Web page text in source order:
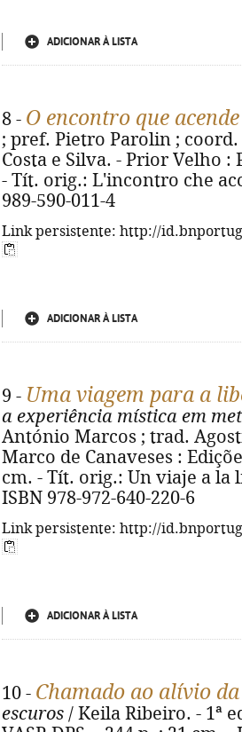
ADICIONAR À LISTA
8 - O encontro que
; pref. Pietro Parolin ;
Costa e Silva. - Prior Velho :
- Tít. orig.: L'incontro che
989-590-011-4
Link persistente: http://
ADICIONAR À LISTA
9 - Uma viagem para a
a experiência mística em
António Marcos ; trad.
Marco de Canaveses :
cm. - Tít. orig.: Un viaje a la
ISBN 978-972-640-220-6
Link persistente: http://
ADICIONAR À LISTA
10 - Chamado ao alívio
escuros / Keila Ribeiro. - 1ª